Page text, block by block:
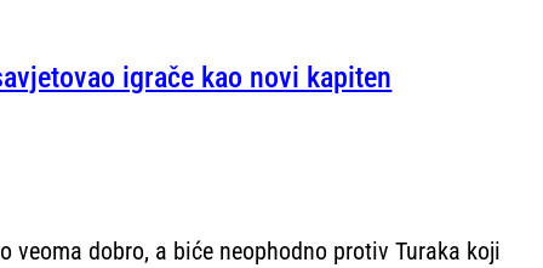
igrače kao novi kapiten
dobro, a biće neophodno protiv Turaka koji